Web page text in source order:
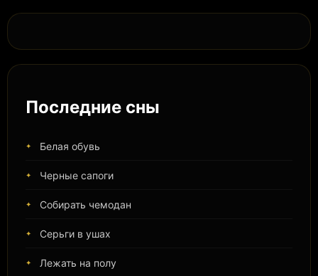
Последние сны
Белая обувь
Черные сапоги
Собирать чемодан
Серьги в ушах
Лежать на полу